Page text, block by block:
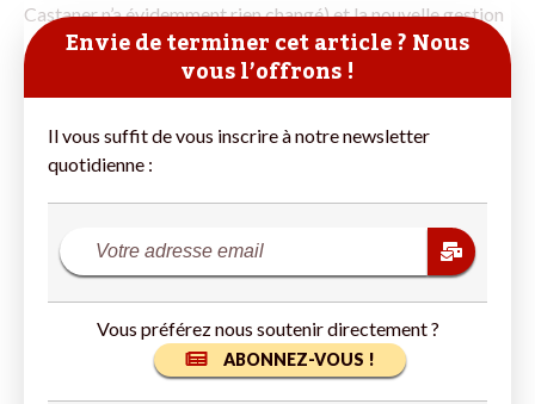
Castaner n’a évidemment rien changé) et la nouvelle gestion
Envie de terminer cet article ? Nous
vous l’offrons !
Il vous suffit de vous inscrire à notre newsletter
quotidienne :
Vous préférez nous soutenir directement ?
ABONNEZ-VOUS !